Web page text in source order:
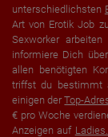
unterschiedlichsten
Art von Erotik Job
Sexworker
informiere Dich
allen benötigten
triffst du bestimmt
einigen derTop-
€ pro Woche
Anzeigen auf